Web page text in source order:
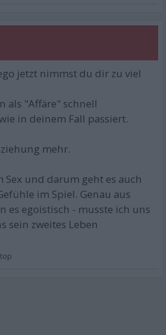
jetzt nimmst du dir zu viel
als "Affäre" schnell
in deinem Fall passiert.
mehr.
Sex und darum geht es auch
im Spiel. Genau aus
es egoistisch - musste ich uns
sein zweites Leben